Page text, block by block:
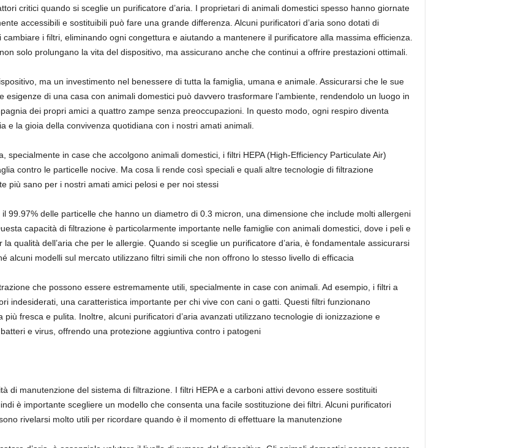
critici quando si sceglie un purificatore d’aria. I proprietari di animali domestici spesso hanno giornate
accessibili e sostituibili può fare una grande differenza. Alcuni purificatori d’aria sono dotati di
i filtri, eliminando ogni congettura e aiutando a mantenere il purificatore alla massima efficienza.
solo prolungano la vita del dispositivo, ma assicurano anche che continui a offrire prestazioni ottimali.
ma un investimento nel benessere di tutta la famiglia, umana e animale. Assicurarsi che le sue
di una casa con animali domestici può davvero trasformare l’ambiente, rendendolo un luogo in
dei propri amici a quattro zampe senza preoccupazioni. In questo modo, ogni respiro diventa
e la gioia della convivenza quotidiana con i nostri amati animali.
specialmente in case che accolgono animali domestici, i filtri HEPA (High-Efficiency Particulate Air)
contro le particelle nocive. Ma cosa li rende così speciali e quali altre tecnologie di filtrazione
più sano per i nostri amati amici pelosi e per noi stessi
99.97% delle particelle che hanno un diametro di 0.3 micron, una dimensione che include molti allergeni
capacità di filtrazione è particolarmente importante nelle famiglie con animali domestici, dove i peli e
qualità dell’aria che per le allergie. Quando si sceglie un purificatore d’aria, è fondamentale assicurarsi
alcuni modelli sul mercato utilizzano filtri simili che non offrono lo stesso livello di efficacia
che possono essere estremamente utili, specialmente in case con animali. Ad esempio, i filtri a
indesiderati, una caratteristica importante per chi vive con cani o gatti. Questi filtri funzionano
fresca e pulita. Inoltre, alcuni purificatori d’aria avanzati utilizzano tecnologie di ionizzazione e
e virus, offrendo una protezione aggiuntiva contro i patogeni
di manutenzione del sistema di filtrazione. I filtri HEPA e a carboni attivi devono essere sostituiti
è importante scegliere un modello che consenta una facile sostituzione dei filtri. Alcuni purificatori
rivelarsi molto utili per ricordare quando è il momento di effettuare la manutenzione